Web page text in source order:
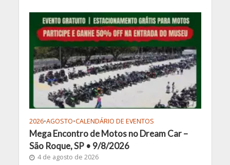
2026•AGOSTO•CALENDÁRIO DE EVENTOS
Mega Encontro de Motos no Dream Car –
São Roque, SP • 9/8/2026
4 de agosto de 2026